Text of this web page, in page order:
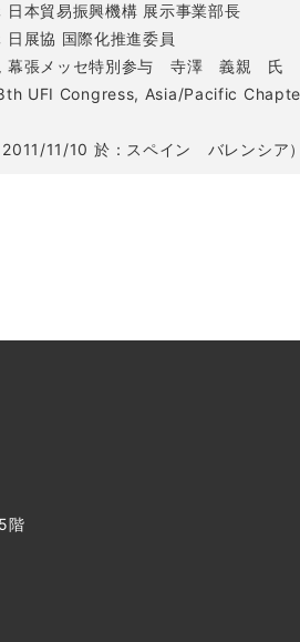
日本貿易振興機構 展示事業部長
日展協 国際化推進委員
幕張メッセ特別参与 寺澤 義親 氏
UFI Congress, Asia/Pacific
11/10 於：スペイン バレンシア）
階